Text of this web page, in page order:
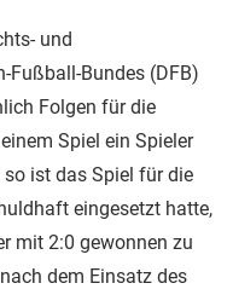
und
Fußball-Bundes (DFB)
Folgen für die
Spiel ein Spieler
ist das Spiel für die
eingesetzt hatte,
mit 2:0 gewonnen zu
dem Einsatz des